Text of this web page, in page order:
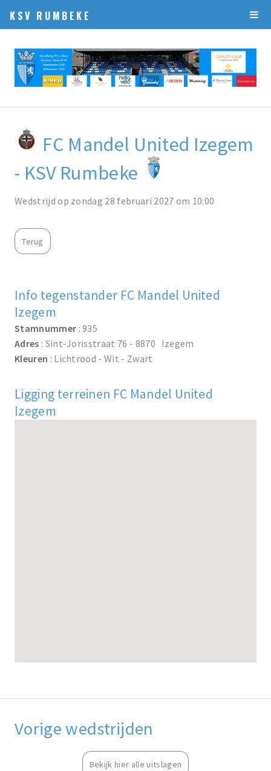
KSV RUMBEKE
FC Mandel United Izegem
- KSV Rumbeke
Wedstrijd op zondag 28 februari 2027 om 10:00
Terug
Info tegenstander FC Mandel United
Izegem
Stamnummer : 935
Adres : Sint-Jorisstraat 76 - 8870 Izegem
Kleuren : Lichtrood - Wit - Zwart
Ligging terreinen FC Mandel United
Izegem
Vorige wedstrijden
Bekijk hier alle uitslagen